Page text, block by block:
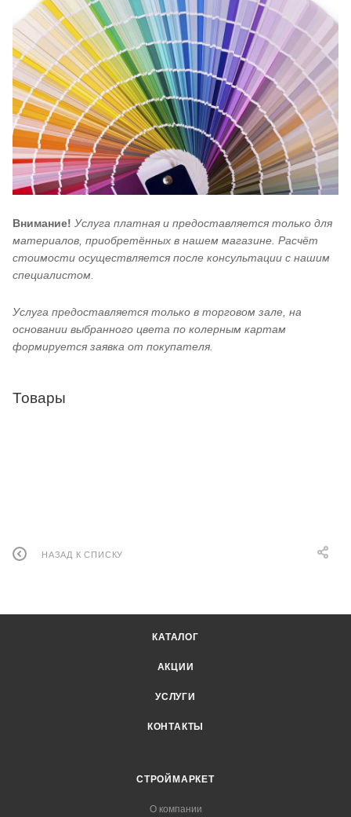
Внимание! Услуга платная и предоставляется только для
материалов, приобретённых в нашем магазине. Расчёт
стоимости осуществляется после консультации с нашим
специалистом.
Услуга предоставляется только в торговом зале, на
основании выбранного цвета по колерным картам
формируется заявка от покупателя.
Товары
НАЗАД К СПИСКУ
КАТАЛОГ
АКЦИИ
УСЛУГИ
КОНТАКТЫ
СТРОЙМАРКЕТ
О компании